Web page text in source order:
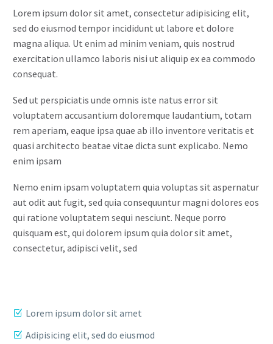
Lorem ipsum dolor sit amet, consectetur adipisicing elit,
sed do eiusmod tempor incididunt ut labore et dolore
magna aliqua. Ut enim ad minim veniam, quis nostrud
exercitation ullamco laboris nisi ut aliquip ex ea commodo
consequat.
Sed ut perspiciatis unde omnis iste natus error sit
voluptatem accusantium doloremque laudantium, totam
rem aperiam, eaque ipsa quae ab illo inventore veritatis et
quasi architecto beatae vitae dicta sunt explicabo. Nemo
enim ipsam
Nemo enim ipsam voluptatem quia voluptas sit aspernatur
aut odit aut fugit, sed quia consequuntur magni dolores eos
qui ratione voluptatem sequi nesciunt. Neque porro
quisquam est, qui dolorem ipsum quia dolor sit amet,
consectetur, adipisci velit, sed
Lorem ipsum dolor sit amet
Adipisicing elit, sed do eiusmod